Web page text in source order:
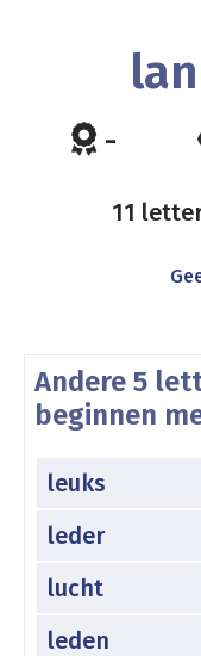
-
11
Andere 5
beginnen
leuks
leder
lucht
leden